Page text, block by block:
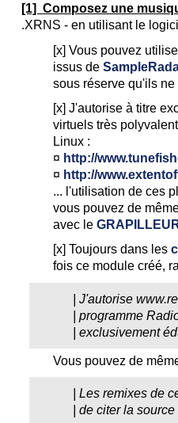
[1] Composez une
.XRNS - en utilisant le
[x] Vous pouvez
issus de
sous réserve qu'ils
[x] J'autorise à titre
virtuels très
Linux :
¤ http://
¤ http://
... l'utilisation de ces
vous pouvez de
avec le
[x] Toujours dans les
fois ce module créé,
| J'autorise
| programme
| exclusivement
Vous pouvez de
| Les remixes de
| de citer la